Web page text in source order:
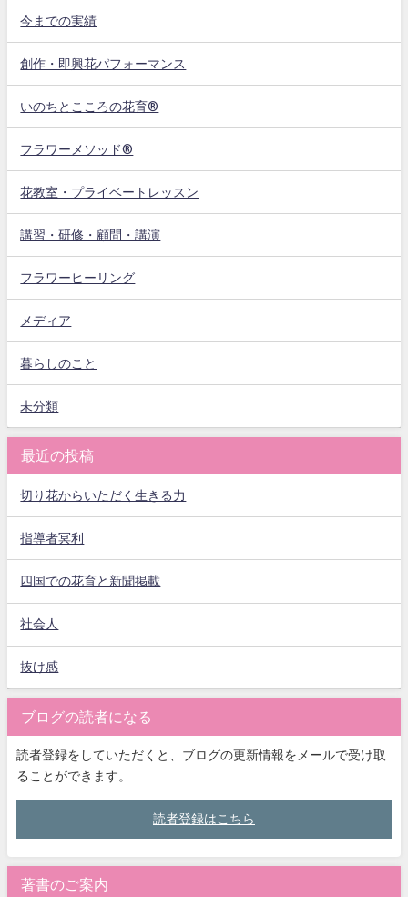
今までの実績
創作・即興花パフォーマンス
いのちとこころの花育®
フラワーメソッド®
花教室・プライベートレッスン
講習・研修・顧問・講演
フラワーヒーリング
メディア
暮らしのこと
未分類
最近の投稿
切り花からいただく生きる力
指導者冥利
四国での花育と新聞掲載
社会人
抜け感
ブログの読者になる
読者登録をしていただくと、ブログの更新情報をメールで受け取
ることができます。
読者登録はこちら
著書のご案内